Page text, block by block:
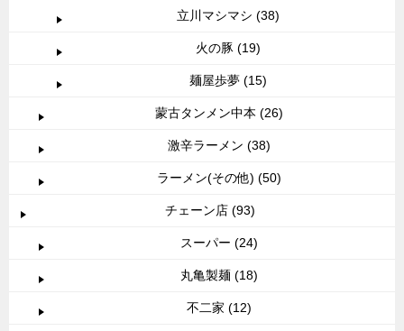
立川マシマシ (38)
火の豚 (19)
麺屋歩夢 (15)
蒙古タンメン中本 (26)
激辛ラーメン (38)
ラーメン(その他) (50)
チェーン店 (93)
スーパー (24)
丸亀製麺 (18)
不二家 (12)